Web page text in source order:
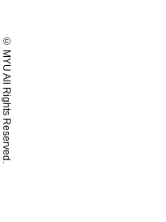
© MYU All Rights Reserved.